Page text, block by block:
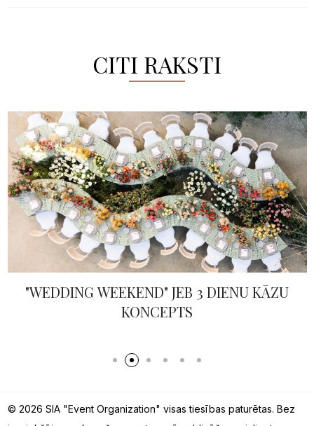
CITI RAKSTI
"WEDDING WEEKEND" JEB 3 DIENU KĀZU
KONCEPTS
© 2026 SIA "Event Organization" visas tiesības paturētas. Bez